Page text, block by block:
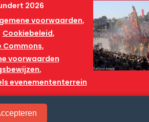
2026
voorwaarden
Cookiebeleid
Commons
voorwaarden
evenemententerrein